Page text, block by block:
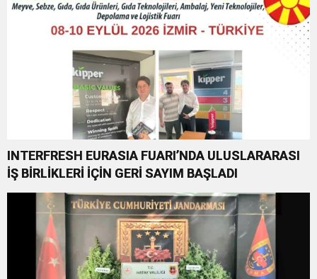
INTERFRESH EURASIA FUARI’NDA ULUSLARARASI
İŞ BİRLİKLERİ İÇİN GERİ SAYIM BAŞLADI